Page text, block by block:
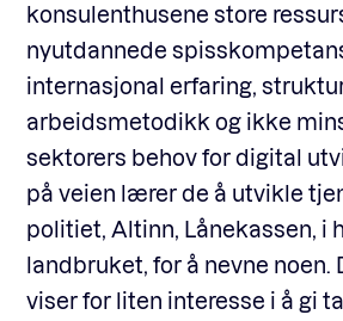
konsulenthusene store
nyutdannede
internasjonal erfaring,
arbeidsmetodikk og ikke
sektorers behov for digital
på veien lærer de å utvikle
politiet, Altinn, Lånekassen, i
landbruket, for å nevne noen.
viser for liten interesse i å gi